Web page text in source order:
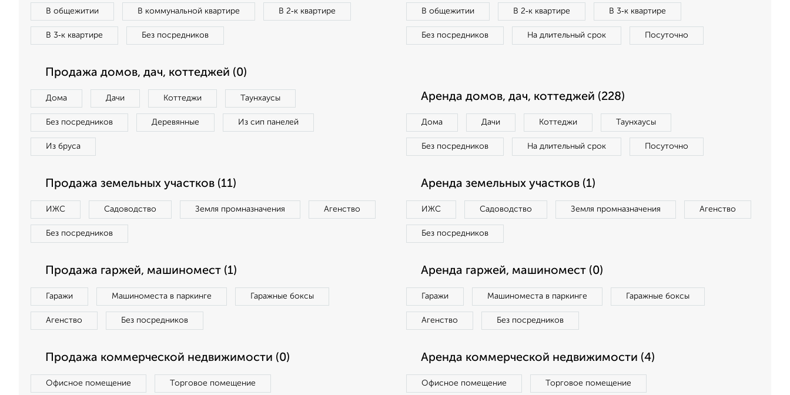
В общежитии В коммунальной квартире В 2‑к квартире
В 3‑к квартире Без посредников
В общежитии В 2‑к квартире В 3‑к квартире
Без посредников На длительный срок Посуточно
Продажа домов, дач, коттеджей (0)
Дома Дачи Коттеджи Таунхаусы
Без посредников Деревянные Из сип панелей
Из бруса
Аренда домов, дач, коттеджей (228)
Дома Дачи Коттеджи Таунхаусы
Без посредников На длительный срок Посуточно
Продажа земельных участков (11)
ИЖС Садоводство Земля промназначения Агенство
Без посредников
Аренда земельных участков (1)
ИЖС Садоводство Земля промназначения Агенство
Без посредников
Продажа гаржей, машиномест (1)
Гаражи Машиноместа в паркинге Гаражные боксы
Агенство Без посредников
Аренда гаржей, машиномест (0)
Гаражи Машиноместа в паркинге Гаражные боксы
Агенство Без посредников
Продажа коммерческой недвижимости (0)
Офисное помещение Торговое помещение
Аренда коммерческой недвижимости (4)
Офисное помещение Торговое помещение